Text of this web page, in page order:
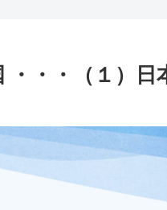
・・（１）日